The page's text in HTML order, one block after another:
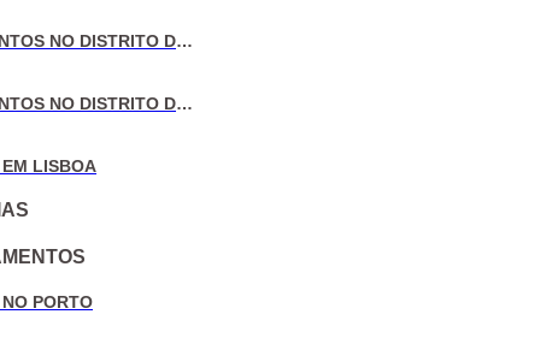
VENDA DE APARTAMENTOS NO DISTRITO DE COIMBRA
VENDA DE APARTAMENTOS NO DISTRITO DE LEIRIA
LISBOA
PORTO